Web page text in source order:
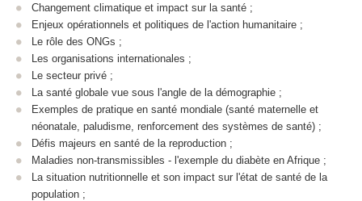
Changement climatique et impact sur la santé ;
Enjeux opérationnels et politiques de l'action humanitaire ;
Le rôle des ONGs ;
Les organisations internationales ;
Le secteur privé ;
La santé globale vue sous l'angle de la démographie ;
Exemples de pratique en santé mondiale (santé maternelle et
néonatale, paludisme, renforcement des systèmes de santé) ;
Défis majeurs en santé de la reproduction ;
Maladies non-transmissibles - l'exemple du diabète en Afrique ;
La situation nutritionnelle et son impact sur l'état de santé de la
population ;